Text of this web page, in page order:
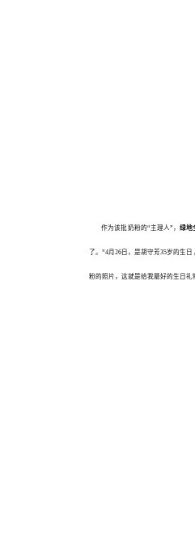
作为该批奶粉的“主理人”， 绿地
了。”4月26日，是胡守芳35岁的生
粉的照片，这就是给我最好的生日礼